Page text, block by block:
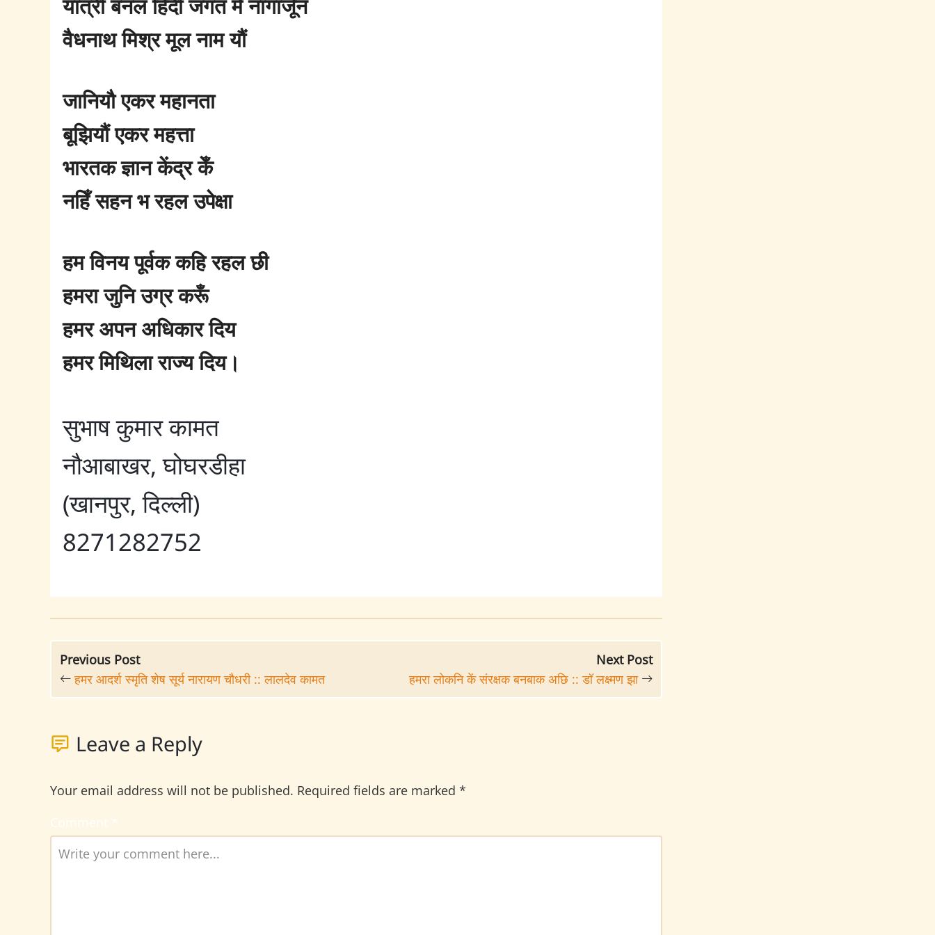
यात्री बनल हिंदी जगत मे नागार्जून
वैधनाथ मिश्र मूल नाम यौं
जानियौ एकर महानता
बूझियौं एकर महत्ता
भारतक ज्ञान केंद्र केँ
नहिँ सहन भ रहल उपेक्षा
हम विनय पूर्वक कहि रहल छी
हमरा जुनि उग्र करूँ
हमर अपन अधिकार दिय
हमर मिथिला राज्य दिय।
सुभाष कुमार कामत
नौआबाखर, घोघरडीहा
(खानपुर, दिल्ली)
8271282752
Previous Post
हमर आदर्श स्मृति शेष सूर्य नारायण चौधरी :: लालदेव कामत
Next Post
हमरा लोकनि कें संरक्षक बनबाक अछि :: डॉ लक्ष्मण झा
Leave a Reply
Your email address will not be published. Required fields are marked *
Comment *